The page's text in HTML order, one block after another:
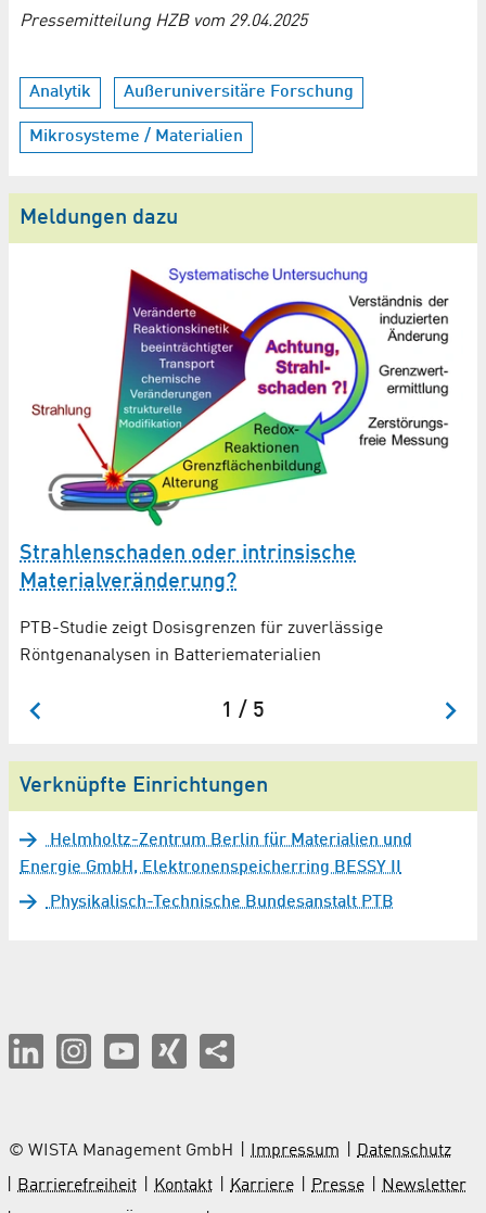
Pressemitteilung HZB vom 29.04.2025
Analytik Außeruniversitäre Forschung
Mikrosysteme / Materialien
Meldungen dazu
Strahlenschaden oder intrinsische
Materialveränderung?
PTB-Studie zeigt Dosisgrenzen für zuverlässige
Röntgenanalysen in Batteriematerialien
1 / 5
Verknüpfte Einrichtungen
Helmholtz-Zentrum Berlin für Materialien und
Energie GmbH, Elektronenspeicherring BESSY II
Physikalisch-Technische Bundesanstalt PTB
© WISTA Management GmbH Impressum
Datenschutz
Barrierefreiheit
Kontakt Karriere Presse
Newsletter